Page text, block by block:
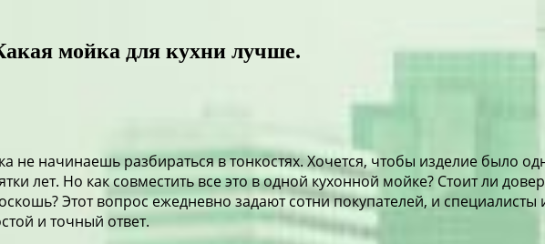
мойка для кухни лучше.
не начинаешь разбираться в тонкостях. Хочется, чтобы изделие было
лет. Но как совместить все это в одной кухонной мойке? Стоит ли
Этот вопрос ежедневно задают сотни покупателей, и специалисты
и точный ответ.